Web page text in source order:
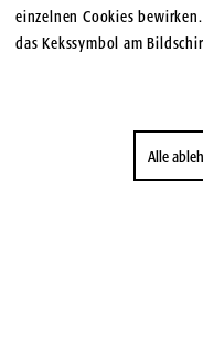
einzelnen Cookies
das Kekssymbol am
Alle